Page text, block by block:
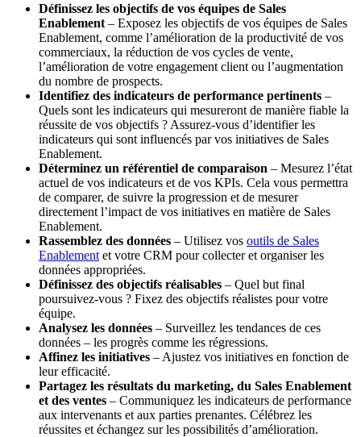
Définissez les objectifs de vos équipes de Sales
Enablement – Exposez les objectifs de vos équipes de Sales
Enablement, comme l’amélioration de la productivité de vos
commerciaux, la réduction de vos cycles de vente,
l’amélioration de votre engagement client ou l’augmentation
du nombre de prospects.
Identifiez des indicateurs de performance pertinents –
Quels sont les indicateurs qui mesureront de manière fiable la
réussite de vos objectifs ? Assurez-vous d’identifier les
indicateurs qui sont influencés par vos initiatives de Sales
Enablement.
Déterminez un référentiel de comparaison – Mesurez l’état
actuel de vos indicateurs et de vos KPIs. Cela vous permettra
de comparer, de suivre la progression et de mesurer
directement l’impact de vos initiatives en matière de Sales
Enablement.
Rassemblez des données – Utilisez vos outils de Sales
Enablement et votre CRM pour collecter et organiser les
données appropriées.
Définissez des objectifs réalisables – Quel but final
poursuivez-vous ? Fixez des objectifs réalistes pour votre
équipe.
Analysez les données – Surveillez les tendances de ces
données – les progrès comme les régressions.
Affinez les initiatives – Ajustez vos initiatives en fonction de
leur efficacité.
Partagez les résultats du marketing, du Sales Enablement
et des ventes – Communiquez les indicateurs de performance
aux intervenants et aux parties prenantes. Célébrez les
réussites et échangez sur les possibilités d’amélioration.